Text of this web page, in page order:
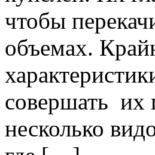
чтобы
объемах.
совершать их
несколько